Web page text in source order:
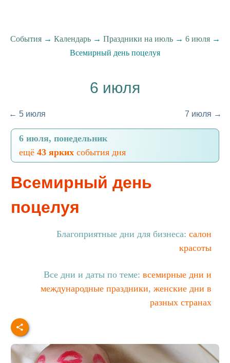
События→ Календарь→ Праздники на июль→ 6 июля→
Всемирный день поцелуя
6 июля
← 5 июля 7 июля →
6 июля, понедельник
ещё 43 ярких события дня
Всемирный день
поцелуя
Благоприятные дни для бизнеса: салон
красоты
Все дни и даты по теме: всемирные дни и
международные праздники, женские дни в
разных странах